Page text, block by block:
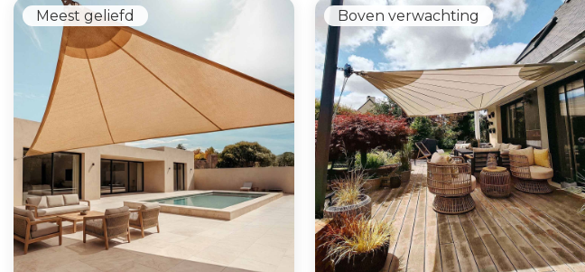
Meest geliefd Boven verwachting